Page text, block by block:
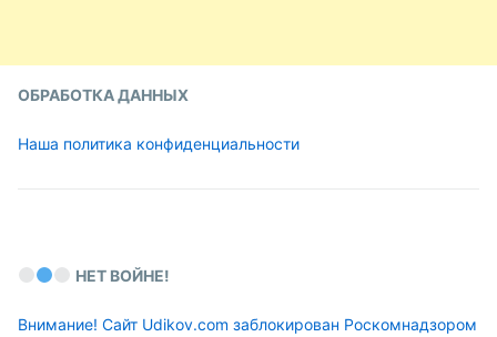
ОБРАБОТКА ДАННЫХ
Наша политика конфиденциальности
НЕТ ВОЙНЕ!
Внимание! Сайт Udikov.com заблокирован Роскомнадзором